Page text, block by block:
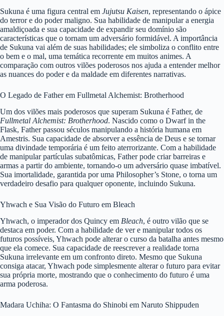
Sukuna é uma figura central em Jujutsu Kaisen, representando o ápice
do terror e do poder maligno. Sua habilidade de manipular a energia
amaldiçoada e sua capacidade de expandir seu domínio são
características que o tornam um adversário formidável. A importância
de Sukuna vai além de suas habilidades; ele simboliza o conflito entre
o bem e o mal, uma temática recorrente em muitos animes. A
comparação com outros vilões poderosos nos ajuda a entender melhor
as nuances do poder e da maldade em diferentes narrativas.
O Legado de Father em Fullmetal Alchemist: Brotherhood
Um dos vilões mais poderosos que superam Sukuna é Father, de
Fullmetal Alchemist: Brotherhood. Nascido como o Dwarf in the
Flask, Father passou séculos manipulando a história humana em
Amestris. Sua capacidade de absorver a essência de Deus e se tornar
uma divindade temporária é um feito aterrorizante. Com a habilidade
de manipular partículas subatômicas, Father pode criar barreiras e
armas a partir do ambiente, tornando-o um adversário quase imbatível.
Sua imortalidade, garantida por uma Philosopher’s Stone, o torna um
verdadeiro desafio para qualquer oponente, incluindo Sukuna.
Yhwach e Sua Visão do Futuro em Bleach
Yhwach, o imperador dos Quincy em Bleach, é outro vilão que se
destaca em poder. Com a habilidade de ver e manipular todos os
futuros possíveis, Yhwach pode alterar o curso da batalha antes mesmo
que ela comece. Sua capacidade de reescrever a realidade torna
Sukuna irrelevante em um confronto direto. Mesmo que Sukuna
consiga atacar, Yhwach pode simplesmente alterar o futuro para evitar
sua própria morte, mostrando que o conhecimento do futuro é uma
arma poderosa.
Madara Uchiha: O Fantasma do Shinobi em Naruto Shippuden